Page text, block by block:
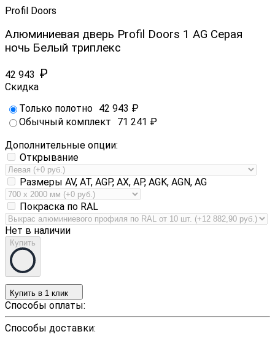
Profil Doors
Алюминиевая дверь Profil Doors 1 AG Серая
ночь Белый триплекс
42 943 ₽
Скидка
Только полотно 42 943 ₽
Обычный комплект
71 241 ₽
Дополнительные опции:
Открывание
Размеры AV, AT, AGP, AX, AP, AGK, AGN, AG
Покраска по RAL
Нет в наличии
Купить
Купить в 1 клик
Способы оплаты:
Способы доставки: